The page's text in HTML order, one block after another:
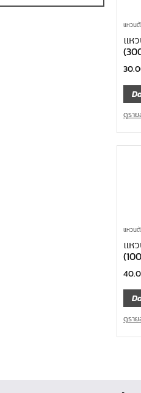
แหวนตั
แห
ดูราย
แหวนตั
แห
ดูราย